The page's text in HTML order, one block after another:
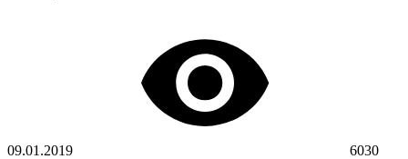
09.01.2019
6030